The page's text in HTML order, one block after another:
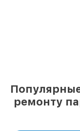
ремонту